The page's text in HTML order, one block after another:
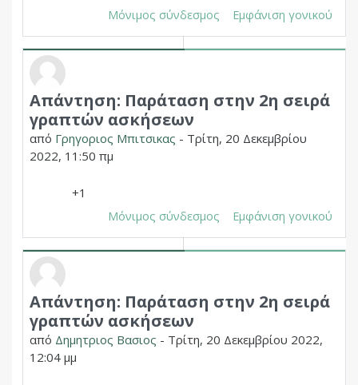
Μόνιμος σύνδεσμος Εμφάνιση γονικού
Σε απάντηση σε Δημητριος Χουπας
Απάντηση: Παράταση στην 2η σειρά
γραπτών ασκήσεων
από Γρηγοριος Μπιτσικας - Τρίτη, 20 Δεκεμβρίου
2022, 11:50 πμ
+1
Μόνιμος σύνδεσμος Εμφάνιση γονικού
Σε απάντηση σε Δημητριος Χουπας
Απάντηση: Παράταση στην 2η σειρά
γραπτών ασκήσεων
από Δημητριος Βασιος - Τρίτη, 20 Δεκεμβρίου 2022,
12:04 μμ